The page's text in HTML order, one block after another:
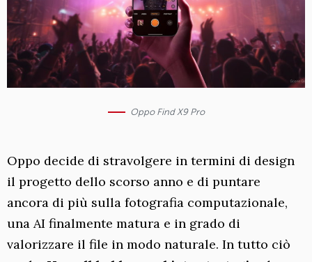
Oppo Find X9 Pro
Oppo decide di stravolgere in termini di design
il progetto dello scorso anno e di puntare
ancora di più sulla fotografia computazionale,
una AI finalmente matura e in grado di
valorizzare il file in modo naturale. In tutto ciò